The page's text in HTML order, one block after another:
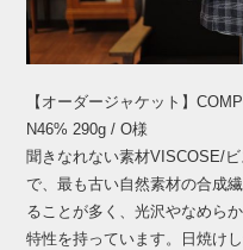
【オーダージャケット】
N46% 290g / O様
聞きなれない素材VISCOSE/
で、最も古い自然素材の合成
ることが多く、光沢やなめら
特性を持っています。日焼け